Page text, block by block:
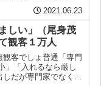
が解除からほんの数日
事態宣言レベルの500
京首相...
2021.06.23
しい」（尾身茂
観客１万人
客でしょ普通「専門
」「入れるなら厳し
だが専門家でなくと